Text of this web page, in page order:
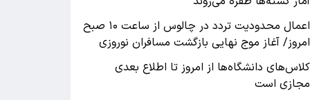
اعمال محدودیت تردد در چالوس از ساعت ۱۰ صبح
امروز/ آغاز موج نهایی بازگشت مسافران نوروزی
کلاس‌های دانشگاه‌ها از امروز تا اطلاع بعدی
مجازی است